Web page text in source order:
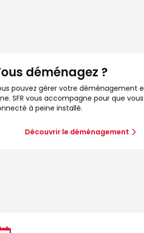
déménagez ?
pouvez gérer votre déménagement
SFR vous accompagne pour que
à peine installé.
Découvrir le déménagement